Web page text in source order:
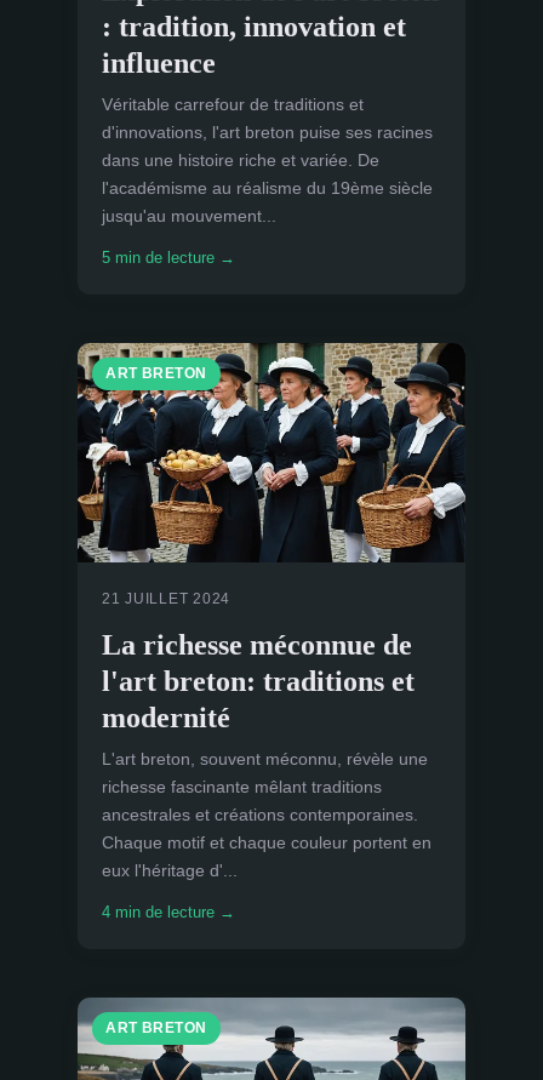
: tradition, innovation et
influence
Véritable carrefour de traditions et
d'innovations, l'art breton puise ses racines
dans une histoire riche et variée. De
l'académisme au réalisme du 19ème siècle
jusqu'au mouvement...
5 min de lecture →
ART BRETON
21 JUILLET 2024
La richesse méconnue de
l'art breton: traditions et
modernité
L'art breton, souvent méconnu, révèle une
richesse fascinante mêlant traditions
ancestrales et créations contemporaines.
Chaque motif et chaque couleur portent en
eux l'héritage d'...
4 min de lecture →
ART BRETON